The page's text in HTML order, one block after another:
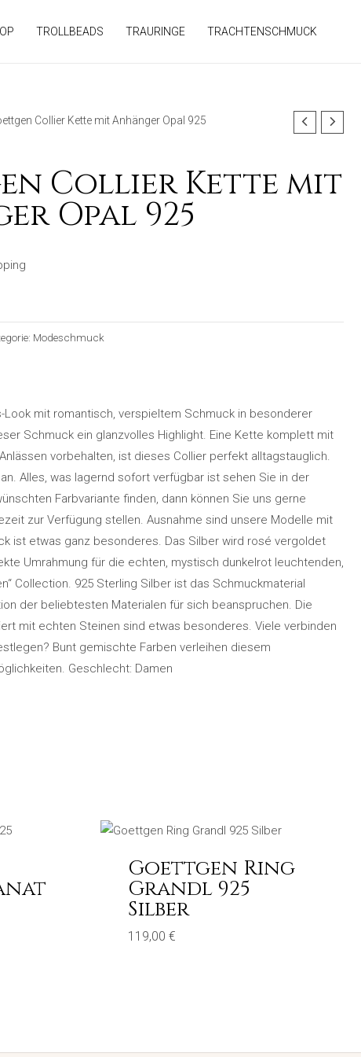
TROLLBEADS TRAURINGE TRACHTENSCHMUCK
Collier Kette mit Anhänger Opal 925
Collier Kette mit
Opal 925
Modeschmuck
mit romantisch, verspieltem Schmuck in besonderer
Schmuck ein glanzvolles Highlight. Eine Kette komplett mit
vorbehalten, ist dieses Collier perfekt alltagstauglich.
Alles, was lagernd sofort verfügbar ist sehen Sie in der
Farbvariante finden, dann können Sie uns gerne
zur Verfügung stellen. Ausnahme sind unsere Modelle mit
ist etwas ganz besonderes. Das Silber wird rosé vergoldet
Umrahmung für die echten, mystisch dunkelrot leuchtenden,
Collection. 925 Sterling Silber ist das Schmuckmaterial
der beliebtesten Materialen für sich beanspruchen. Die
mit echten Steinen sind etwas besonderes. Viele verbinden
Bunt gemischte Farben verleihen diesem
Geschlecht: Damen
Goettgen Ring
Grandl 925
Silber
119,00 €